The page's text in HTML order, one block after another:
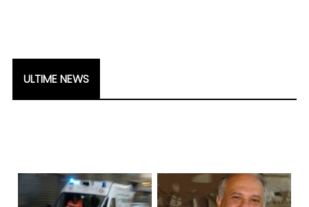
ULTIME NEWS